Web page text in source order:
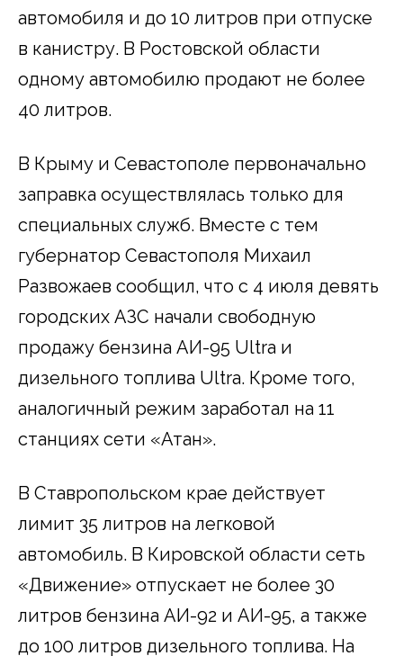
автомобиля и до 10 литров при отпуске
в канистру. В Ростовской области
одному автомобилю продают не более
40 литров.
В Крыму и Севастополе первоначально
заправка осуществлялась только для
специальных служб. Вместе с тем
губернатор Севастополя Михаил
Развожаев сообщил, что с 4 июля девять
городских АЗС начали свободную
продажу бензина АИ-95 Ultra и
дизельного топлива Ultra. Кроме того,
аналогичный режим заработал на 11
станциях сети «Атан».
В Ставропольском крае действует
лимит 35 литров на легковой
автомобиль. В Кировской области сеть
«Движение» отпускает не более 30
литров бензина АИ-92 и АИ-95, а также
до 100 литров дизельного топлива. На